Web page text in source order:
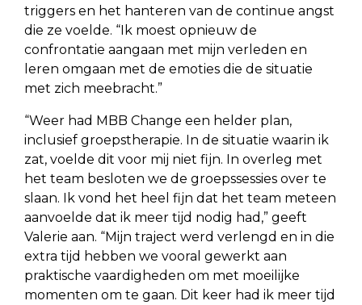
triggers en het hanteren van de continue angst
die ze voelde. “Ik moest opnieuw de
confrontatie aangaan met mijn verleden en
leren omgaan met de emoties die de situatie
met zich meebracht.”
“Weer had MBB Change een helder plan,
inclusief groepstherapie. In de situatie waarin ik
zat, voelde dit voor mij niet fijn. In overleg met
het team besloten we de groepssessies over te
slaan. Ik vond het heel fijn dat het team meteen
aanvoelde dat ik meer tijd nodig had,” geeft
Valerie aan. “Mijn traject werd verlengd en in die
extra tijd hebben we vooral gewerkt aan
praktische vaardigheden om met moeilijke
momenten om te gaan. Dit keer had ik meer tijd